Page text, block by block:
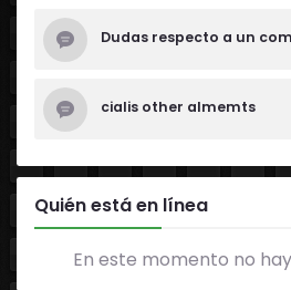
Dudas respecto a un
cialis other almemts
Quién está en línea
En este momento no